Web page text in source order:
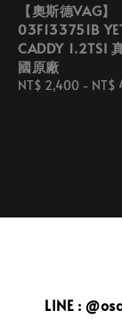
【奧斯德VAG】
03F133751B
CADDY 1.2TSI
國原廠
Regular
NT$ 2,400 - NT$
LINE :